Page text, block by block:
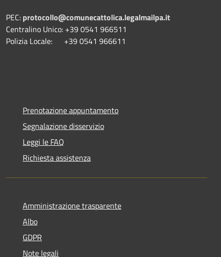
PEC: protocollo@comunecattolica.legalmailpa.it
Centralino Unico: +39 0541 966511
Polizia Locale: +39 0541 966611
Prenotazione appuntamento
Segnalazione disservizio
Leggi le FAQ
Richiesta assistenza
Amministrazione trasparente
Albo
GDPR
Note legali